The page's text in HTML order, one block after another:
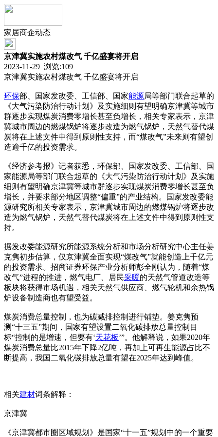
家居商企动态
京津冀实施农村煤改气 千亿盛宴将开启
2023-11-29 浏览:109
京津冀实施农村煤改气 千亿盛宴将开启
环保部、国家发改委、工信部、国家能源局等部门联合起草的
《大气污染防治行动计划》及实施细则有望明确京津冀等城市
群逐步实现煤炭消费零增长甚至负增长，相关专家表示，京津
冀城市周边的燃煤锅炉将逐步改造为燃气锅炉，天然气替代煤
炭将在上述文件中得到原则性支持，而“煤改气”未来则有望创
造逾千亿的投资需求。
《经济参考报》记者获悉，环保部、国家发改委、工信部、国
家能源局等部门联合起草的《大气污染防治行动计划》及实施
细则有望明确京津冀等城市群逐步实现煤炭消费零增长甚至负
增长，并要求部分地区调整“偏重”的产业结构。国家发改委能
源研究所相关专家表示，京津冀城市周边的燃煤锅炉将逐步改
造为燃气锅炉，天然气替代煤炭将在上述文件中得到原则性支
持。
据发改委能源研究所能源系统分析和市场分析研究中心主任姜
克隽初步估算，仅京津冀全面实现“煤改气”就能创造上千亿元
的投资需求。招商证券环保产业分析师彭全刚认为，随着“煤
改气”进程的推进，燃气电厂、居民采暖的天然气管道改造等
板块将获得市场机遇，相关天然气供应商、燃气轮机和余热锅
炉设备制造商也有望受益。
煤炭消费总量控制，也为碳减排控制进行铺垫。姜克隽预
测“十三五”期间，国家有望设置二氧化碳排放总量控制目
标“控制的是增速，但要有‘天花板’”。他解释说，如果2020年
煤炭消费总量比2015年下降2亿吨，再加上可再生能源占比不
断提高，我国二氧化碳排放总量有望在2025年达到峰值。
相关建材词条解释：
京津冀
《京津冀都市圈区域规划》是国家“十一五”规划中的一个重要